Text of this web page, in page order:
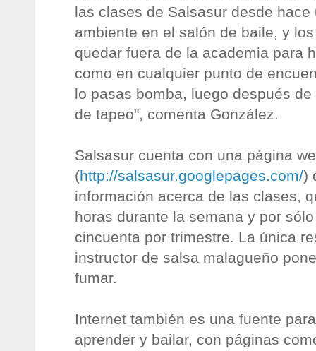
las clases de Salsasur desde
ambiente en el salón de baile, y
quedar fuera de la academia para
como en cualquier punto de
lo pasas bomba, luego después
de tapeo", comenta González.
Salsasur cuenta con una página
(http://salsasur.googlepages.com/)
información acerca de las clases,
horas durante la semana y por
cincuenta por trimestre. La única
instructor de salsa malagueño
fumar.
Internet también es una fuente
aprender y bailar, con páginas